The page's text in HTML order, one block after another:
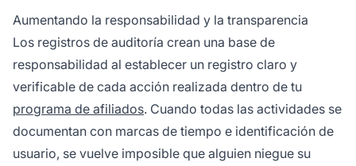
Aumentando la responsabilidad y la transparencia
Los registros de auditoría crean una base de
responsabilidad al establecer un registro claro y
verificable de cada acción realizada dentro de tu
programa de afiliados. Cuando todas las actividades se
documentan con marcas de tiempo e identificación de
usuario, se vuelve imposible que alguien niegue su